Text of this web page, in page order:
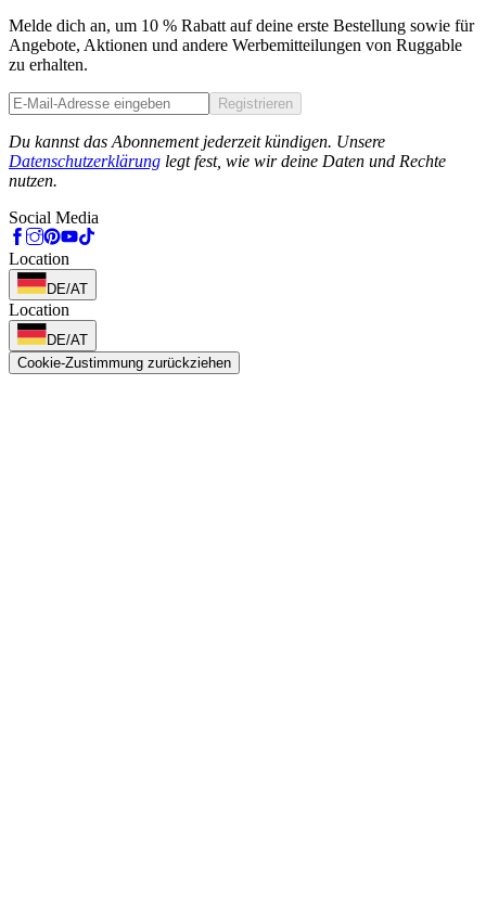
Melde dich an, um 10 % Rabatt auf deine erste Bestellung sowie für
Angebote, Aktionen und andere Werbemitteilungen von Ruggable
zu erhalten.
Registrieren
Du kannst das Abonnement jederzeit kündigen. Unsere
Datenschutzerklärung legt fest, wie wir deine Daten und Rechte
nutzen.
Social Media
Location
DE/AT
Location
DE/AT
Cookie-Zustimmung zurückziehen